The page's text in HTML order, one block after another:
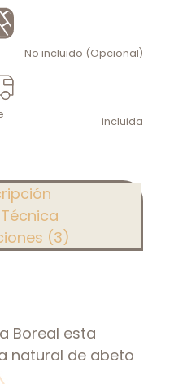
No incluido (Opcional)
incluida
(3)
Boreal esta
natural de abeto